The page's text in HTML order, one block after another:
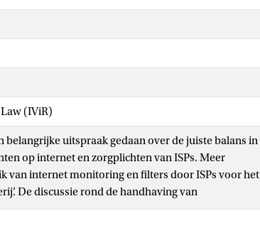
(IViR)
belangrijke uitspraak gedaan over de juiste balans in
op internet en zorgplichten van ISPs. Meer
van internet monitoring en filters door ISPs voor het
De discussie rond de handhaving van
van ISPs is buitengewoon actueel, ook